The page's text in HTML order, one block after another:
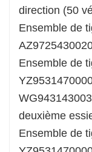
direction (50
Ensemble de
Ensemble de
deuxième
Ensemble de